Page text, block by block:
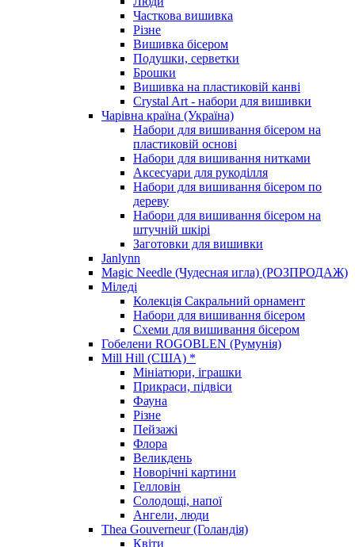
Часткова вишивка
Різне
Вишивка бісером
Подушки, серветки
Брошки
Вишивка на пластиковій канві
Crystal Art - набори для вишивки
Чарівна країна (Україна)
Набори для вишивання бісером на
пластиковій основі
Набори для вишивання нитками
Аксесуари для рукоділля
Набори для вишивання бісером по
дереву
Набори для вишивання бісером на
штучній шкірі
Заготовки для вишивки
Janlynn
Magic Needle (Чудесная игла) (РОЗПРОДАЖ)
Міледі
Колекція Сакральний орнамент
Набори для вишивання бісером
Схеми для вишивання бісером
Гобелени ROGOBLEN (Румунія)
Mill Hill (США) *
Мініатюри, іграшки
Прикраси, підвіси
Фауна
Різне
Пейзажі
Флора
Великдень
Новорічні картини
Гелловін
Солодощі, напої
Ангели, люди
Thea Gouverneur (Голандія)
Квіти